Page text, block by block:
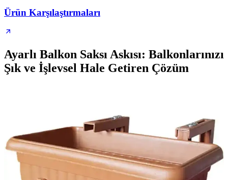
Ürün Karşılaştırmaları
Ayarlı Balkon Saksı Askısı: Balkonlarınızı
Şık ve İşlevsel Hale Getiren Çözüm